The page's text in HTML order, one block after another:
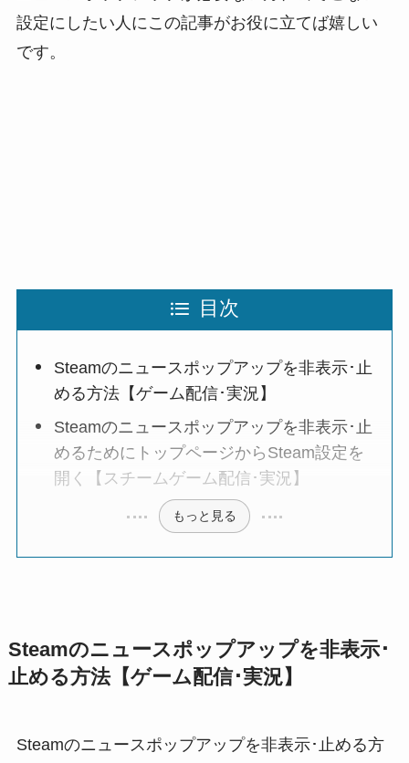
設定にしたい人にこの記事がお役に立てば嬉しい
です。
目次
Steamのニュースポップアップを非表示･止
める方法【ゲーム配信･実況】
Steamのニュースポップアップを非表示･止
めるためにトップページからSteam設定を
開く【スチームゲーム配信･実況】
もっと見る
Steamのニュースポップアップを非表示･
止める方法【ゲーム配信･実況】
Steamのニュースポップアップを非表示･止める方